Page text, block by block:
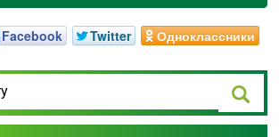
Facebook Twitter
Одноклассники